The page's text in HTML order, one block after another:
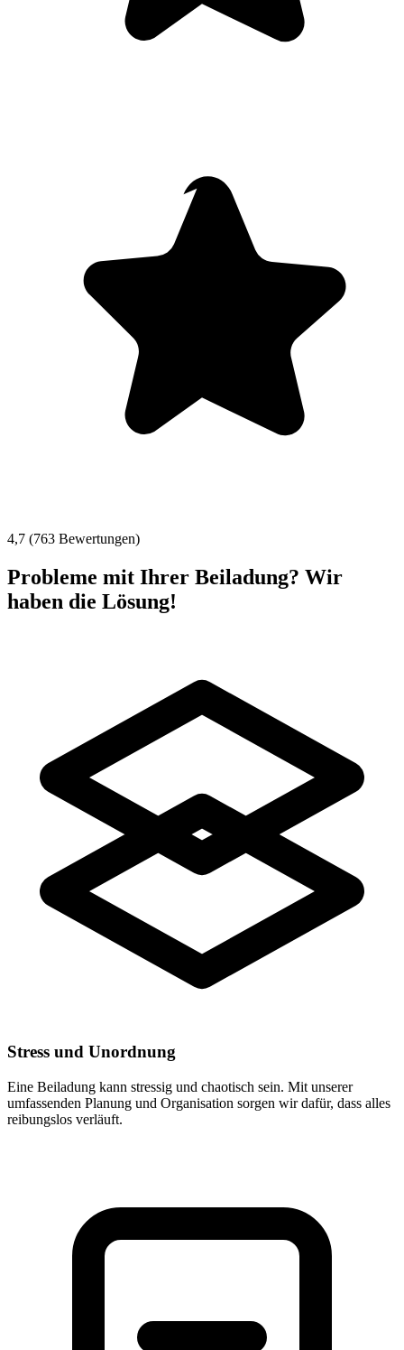
4,7 (763 Bewertungen)
Probleme mit Ihrer Beiladung? Wir
haben die Lösung!
Stress und Unordnung
Eine Beiladung kann stressig und chaotisch sein. Mit unserer
umfassenden Planung und Organisation sorgen wir dafür, dass alles
reibungslos verläuft.